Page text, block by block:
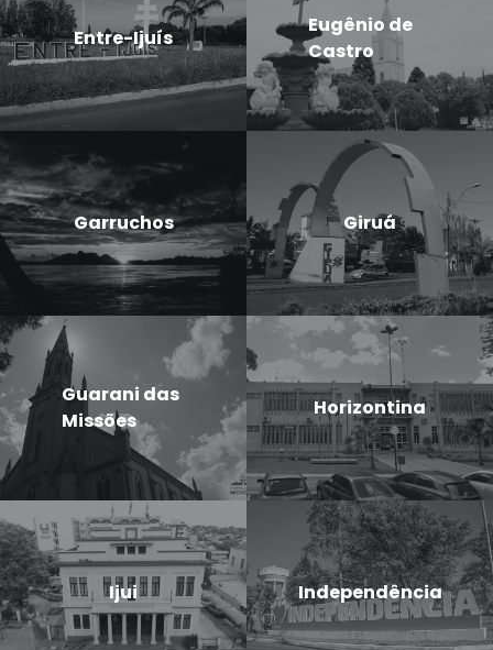
Entre-Ijuís
Eugênio de
Castro
Garruchos Giruá
Guarani das
Missões
Horizontina
Ijui Independência